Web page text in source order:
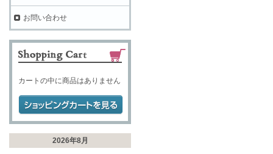
お問い合わせ
カートの中に商品はありません
2026年8月